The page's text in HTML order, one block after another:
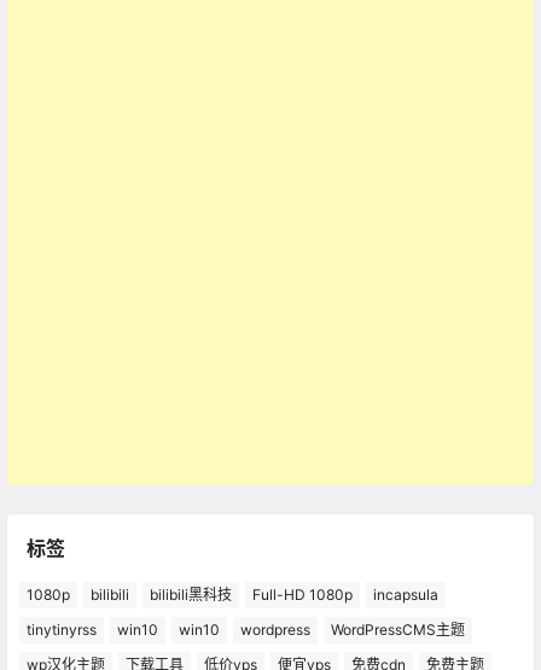
标签
1080p bilibili bilibili黑科技 Full-HD 1080p
incapsula
tinytinyrss
win10 win10 wordpress
WordPressCMS主题
wp汉化主题
下载工具 低价vps 便宜vps 免费cdn 免费主题